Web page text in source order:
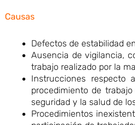
Causas
Defectos de estabilidad
Ausencia de vigilancia,
trabajo realizado por la
Instrucciones
procedimiento de
seguridad y la salud de
Procedimientos